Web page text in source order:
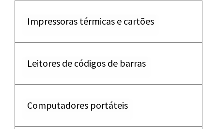
Impressoras térmicas e cartões
Leitores de códigos de barras
Computadores portáteis